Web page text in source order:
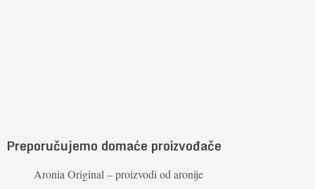
Preporučujemo domaće proizvođače
Aronia Original – proizvodi od aronije